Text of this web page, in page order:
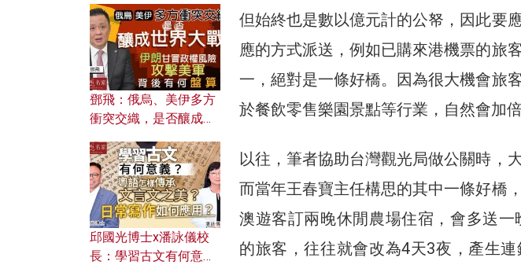
但始終也是數以億元計的公帑，因此要
應的方式派送，例如已購來港機票的旅
一，絕對是一條好橋。因為很大機會旅
於餐飲零售樂園景點等行業，自然會加倍
以往，筆者協助台灣觀光局做公關時，
而當年王春寶主任構思的其中一條好橋
澳遊客訂兩晚休閒農場住宿，會多送
的旅客，往往就會改為4天3夜，產生
何避免遭AI演算法操
控？
鄧飛：俄烏、美伊多方
衝突交織，是否釀成世
風險攻擊美軍，背後有
何盤算？
邱國光博士x潘詠儀校
長：學習古文有何意